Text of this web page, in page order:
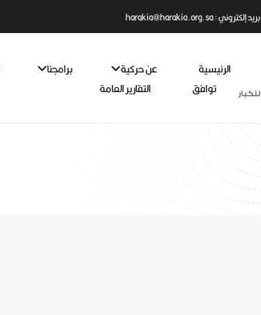
بريد إلكتروني : harakia@harakia.org.sa
الرئيسية عن حركية برامجنا
توافق
التقارير العامة